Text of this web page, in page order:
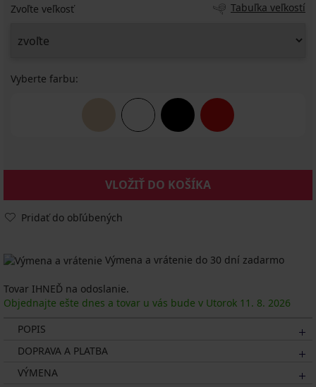
Zvoľte veľkosť Tabuľka veľkostí
Vyberte farbu:
VLOŽIŤ DO KOŠÍKA
Pridať do obľúbených
Výmena a vrátenie do 30 dní zadarmo
Tovar IHNEĎ na odoslanie.
Objednajte ešte dnes a tovar u vás bude v Utorok 11. 8. 2026
POPIS
DOPRAVA A PLATBA
VÝMENA